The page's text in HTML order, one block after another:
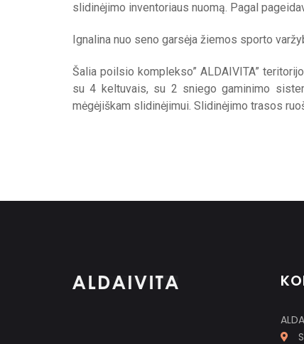
slidinėjimo inventoriaus nuomą. Pagal
Ignalina nuo seno garsėja žiemos sporto
Šalia poilsio komplekso” ALDAIVITA”
su 4 keltuvais, su 2 sniego gaminimo
mėgėjiškam slidinėjimui. Slidinėjimo trasos